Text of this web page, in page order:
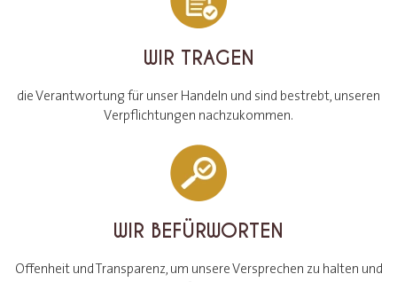
WIR TRAGEN
die Verantwortung für unser Handeln und sind bestrebt, unseren
Verpflichtungen nachzukommen.
WIR BEFÜRWORTEN
Offenheit und Transparenz, um unsere Versprechen zu halten und